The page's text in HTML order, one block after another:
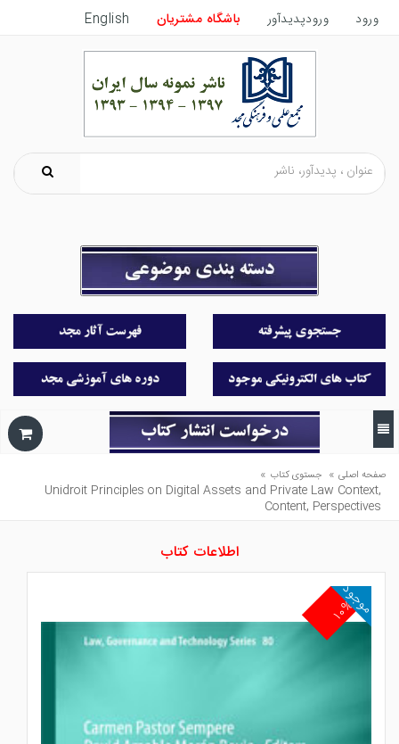
ورود ورودپدیدآور باشگاه مشتریان English
صفحه اصلی » جستوی کتاب »
Unidroit Principles on Digital Assets and Private Law Context,
Content, Perspectives
اطلاعات کتاب
۱۰%
موجود